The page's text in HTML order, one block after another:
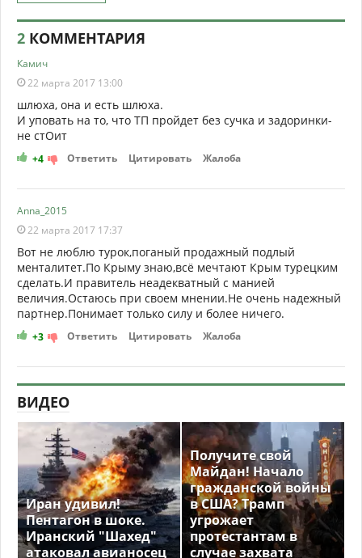
2 КОММЕНТАРИЯ
Камич
22 марта 2017 13:00
шлюха, она и есть шлюха.
И уповать на то, что ТП пройдет без сучка и задоринки-
не стОит
+4 Ответить Цитировать Жалоба
Anna_2015
22 марта 2017 17:37
Вот не люблю турок,поганый продажный подлый
менталитет.По Крыму знаю,всё мечтают Крым турецким
сделать.И правитель неадекватный с манией
величия.Остаюсь при своем мнении.Не очень надежный
партнер.Понимает только силу и более ничего.
+3 Ответить Цитировать Жалоба
ВИДЕО
Иран удивил!
Пентагон в шоке.
Иранский "Шахед"
атаковал авианосец
Получите свой
Майдан! Начало
гражданской войны
в США? Трамп
угрожает
протестантам в
случае захвата